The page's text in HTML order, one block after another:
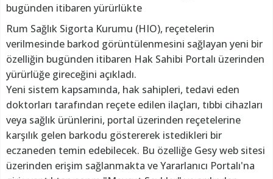
bugünden itibaren yürürlükte
Rum Sağlık Sigorta Kurumu (HIO), reçetelerin
verilmesinde barkod görüntülenmesini sağlayan yeni bir
özelliğin bugünden itibaren Hak Sahibi Portalı üzerinden
yürürlüğe gireceğini açıkladı.
Yeni sistem kapsamında, hak sahipleri, tedavi eden
doktorları tarafından reçete edilen ilaçları, tıbbi cihazları
veya sağlık ürünlerini, portal üzerinden reçetelerine
karşılık gelen barkodu göstererek istedikleri bir
eczaneden temin edebilecek. Bu özelliğe Gesy web sitesi
üzerinden erişim sağlanmakta ve Yararlanıcı Portalı'na